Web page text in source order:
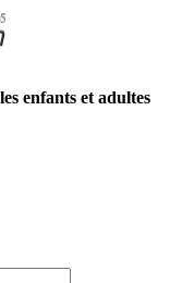
enfants et adultes